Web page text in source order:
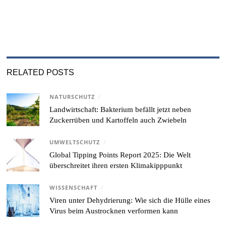
RELATED POSTS
NATURSCHUTZ /
Landwirtschaft: Bakterium befällt jetzt neben
Zuckerrüben und Kartoffeln auch Zwiebeln
UMWELTSCHUTZ /
Global Tipping Points Report 2025: Die Welt
überschreitet ihren ersten Klimakipppunkt
WISSENSCHAFT /
Viren unter Dehydrierung: Wie sich die Hülle eines
Virus beim Austrocknen verformen kann